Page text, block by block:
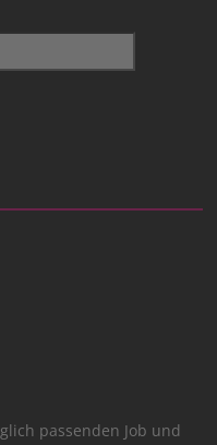
passenden Job und